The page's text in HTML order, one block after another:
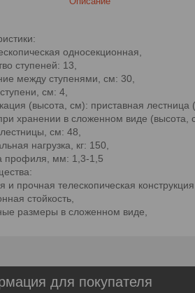
односекционная,
ступеней: 13,
между ступенями, см: 30,
см: 4,
(высота, см): приставная лестница
хранении в сложенном виде (высота,
см: 48,
нагрузка, кг: 150,
профиля, мм: 1,3-1,5
и прочная телескопическая конструкция,
стойкость,
размеры в сложенном виде,
для покупателя